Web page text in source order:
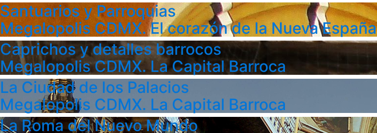
Santuarios y Parroquias
Megalopolis CDMX. El corazón de la Nueva España
Caprichos y detalles barrocos
Megalopolis CDMX. La Capital Barroca
La Ciudad de los Palacios
Megalopolis CDMX. La Capital Barroca
La Roma del Nuevo Mundo